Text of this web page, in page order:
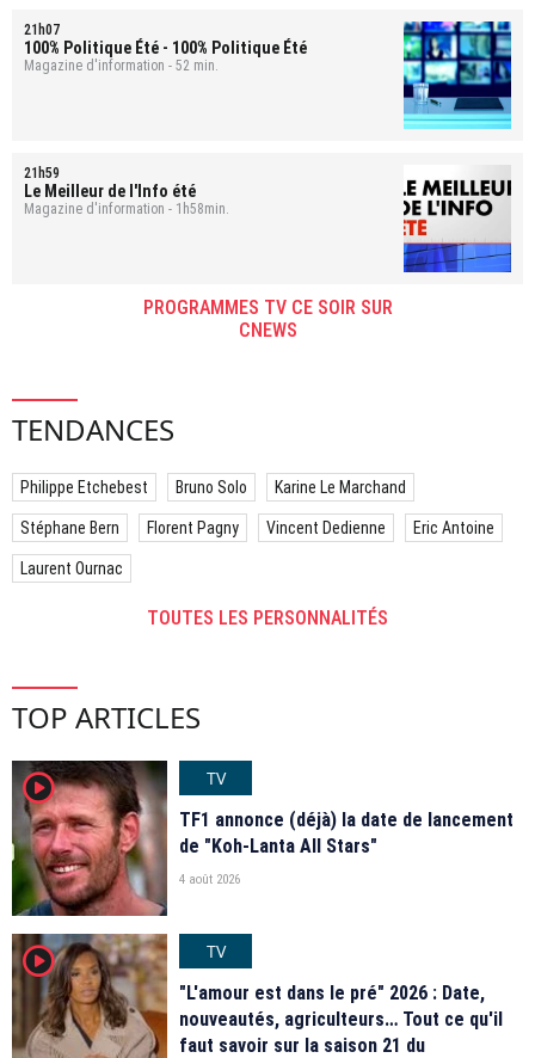
21h07
100% Politique Été - 100% Politique Été
Magazine d'information - 52 min.
21h59
Le Meilleur de l'Info été
Magazine d'information - 1h58min.
PROGRAMMES TV CE SOIR SUR
CNEWS
TENDANCES
Philippe Etchebest Bruno Solo Karine Le Marchand
Stéphane Bern Florent Pagny Vincent Dedienne Eric Antoine
Laurent Ournac
TOUTES LES PERSONNALITÉS
TOP ARTICLES
player2
TV
TF1 annonce (déjà) la date de lancement
de "Koh-Lanta All Stars"
4 août 2026
player2
TV
"L'amour est dans le pré" 2026 : Date,
nouveautés, agriculteurs… Tout ce qu'il
faut savoir sur la saison 21 du